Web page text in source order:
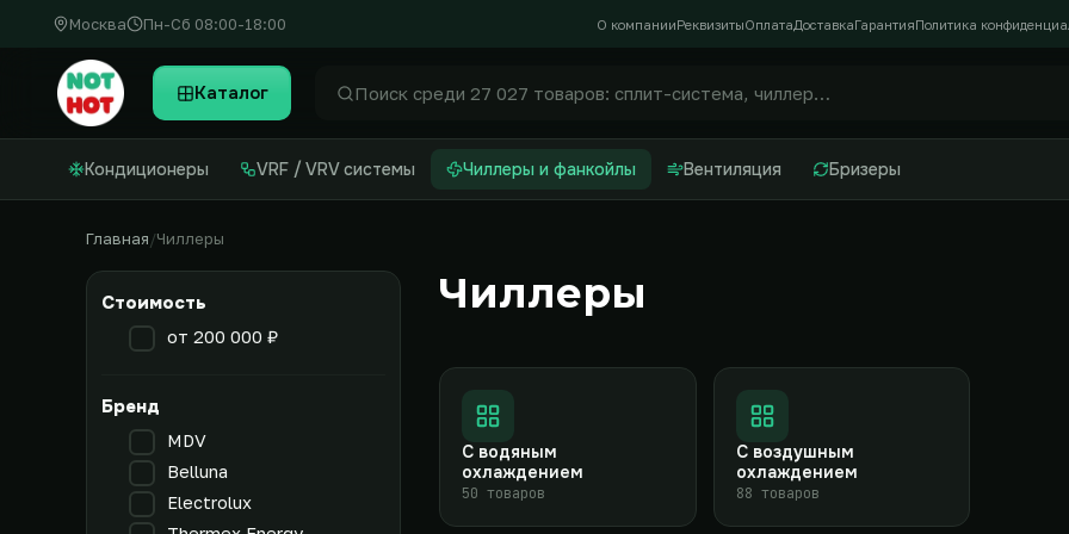
Москва Пн-Сб 08:00-18:00 О компанииРеквизитыОплатаДоставкаГарантияПолитика
Каталог Найти
Кондиционеры VRF / VRV системы Чиллеры и фанкойлы Вентиляция Бризеры
Главная Чиллеры
Стоимость
от 200 000 ₽
Бренд
MDV
Belluna
Electrolux
Чиллеры
С водяным
охлаждением
50 товаров
С воздушным
охлаждением
88 товаров